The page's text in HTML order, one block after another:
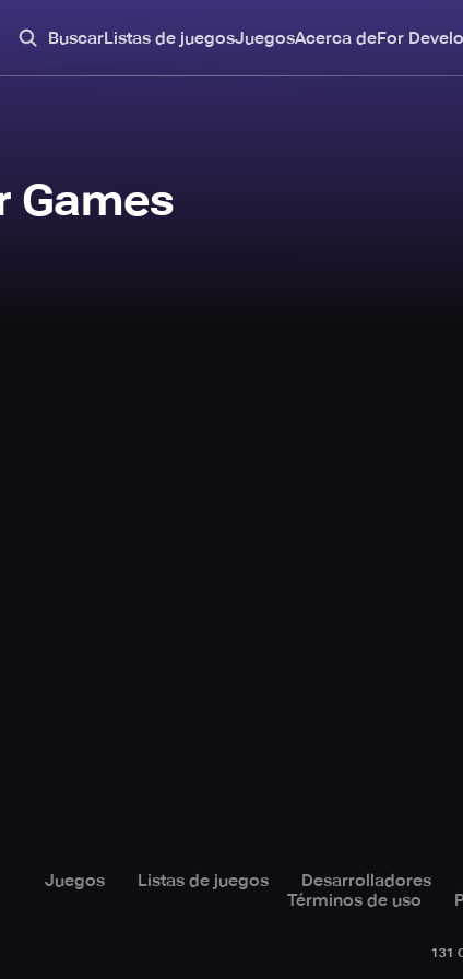
BuscarListas de juegosJuegosAcerca deFor
Games
Juegos Listas de juegos Desarrolladores
Términos de uso
131